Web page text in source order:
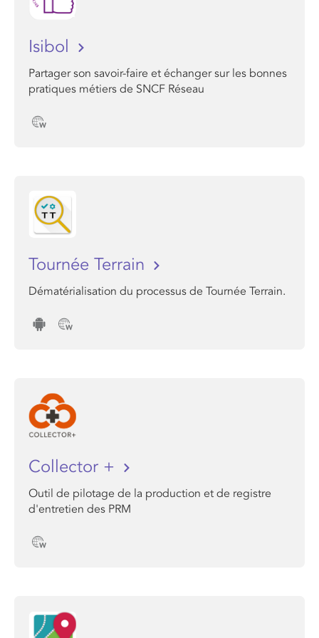
Isibol
Partager son savoir-faire et échanger sur les bonnes
pratiques métiers de SNCF Réseau
Tournée Terrain
Dématérialisation du processus de Tournée Terrain.
Collector +
Outil de pilotage de la production et de registre
d'entretien des PRM